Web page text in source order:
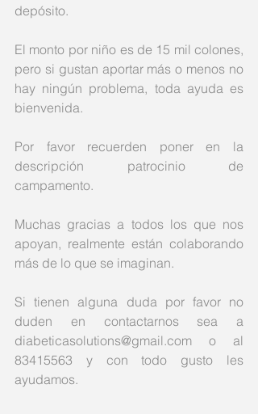
depósito.
El monto por niño es de 15 mil colones,
pero si gustan aportar más o menos no
hay ningún problema, toda ayuda es
bienvenida.
Por favor recuerden poner en la
descripción patrocinio de
campamento.
Muchas gracias a todos los que nos
apoyan, realmente están colaborando
más de lo que se imaginan.
Si tienen alguna duda por favor no
duden en contactarnos sea a
diabeticasolutions@gmail.com o al
83415563 y con todo gusto les
ayudamos.